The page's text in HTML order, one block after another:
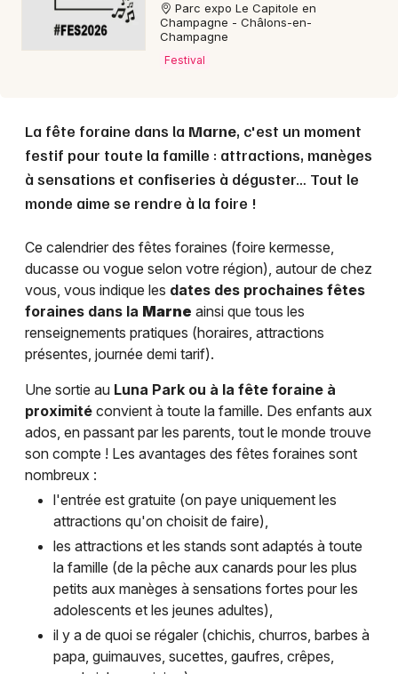
Je m'abonne
Parc expo Le Capitole en
Champagne - Châlons-en-
Champagne
Festival
La fête foraine dans la Marne, c'est un moment
festif pour toute la famille : attractions, manèges
à sensations et confiseries à déguster… Tout le
monde aime se rendre à la foire !
Ce calendrier des fêtes foraines (foire kermesse,
ducasse ou vogue selon votre région), autour de chez
vous, vous indique les dates des prochaines fêtes
foraines dans la Marne ainsi que tous les
renseignements pratiques (horaires, attractions
présentes, journée demi tarif).
Une sortie au Luna Park ou à la fête foraine à
proximité convient à toute la famille. Des enfants aux
ados, en passant par les parents, tout le monde trouve
son compte ! Les avantages des fêtes foraines sont
nombreux :
l'entrée est gratuite (on paye uniquement les
attractions qu'on choisit de faire),
les attractions et les stands sont adaptés à toute
la famille (de la pêche aux canards pour les plus
petits aux manèges à sensations fortes pour les
adolescents et les jeunes adultes),
il y a de quoi se régaler (chichis, churros, barbes à
papa, guimauves, sucettes, gaufres, crêpes,